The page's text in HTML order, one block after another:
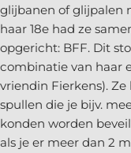
glijbanen of glijpalen
haar 18e had ze
opgericht: BFF. Dit
combinatie van haar
vriendin Fierkens). Ze
spullen die je bijv.
konden worden
als je er meer dan 2